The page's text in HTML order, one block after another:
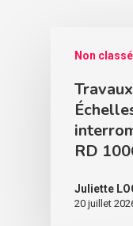
Non classé
RD
Juliette
20 juillet